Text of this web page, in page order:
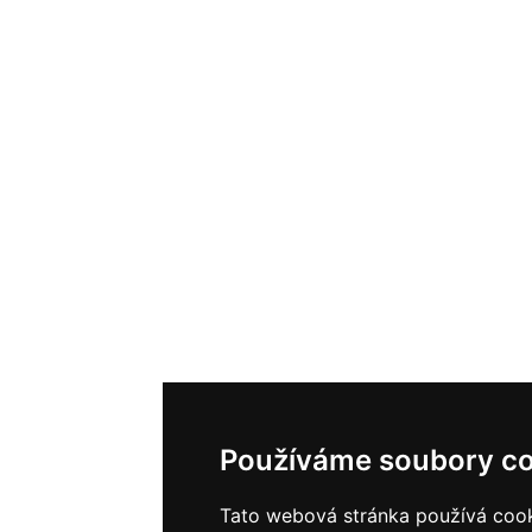
Používáme soubory
Tato webová stránka používá